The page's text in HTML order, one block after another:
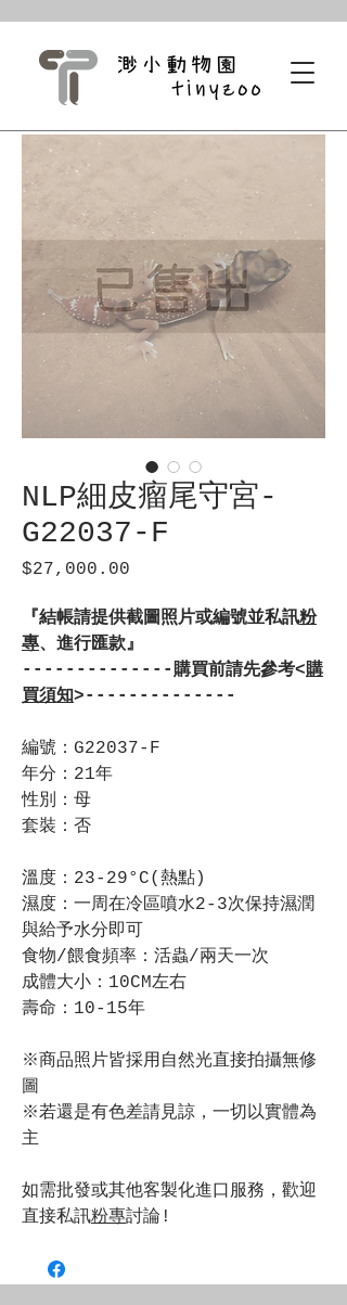
NLP細皮瘤尾守宮-
G22037-F
$27,000.00
『結帳請提供截圖照片或編號並私訊粉
專、進行匯款』
--------------購買前請先參考<購
買須知>--------------
編號：G22037-F
年分：21年
性別：母
套裝：否
溫度：23-29°C(熱點)
濕度：一周在冷區噴水2-3次保持濕潤
與給予水分即可
食物/餵食頻率：活蟲/兩天一次
成體大小：10CM左右
壽命：10-15年
※商品照片皆採用自然光直接拍攝無修
圖
※若還是有色差請見諒，一切以實體為
主
如需批發或其他客製化進口服務，歡迎
直接私訊粉專討論!